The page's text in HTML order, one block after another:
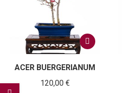
ACER BUERGERIANUM
120,00 €